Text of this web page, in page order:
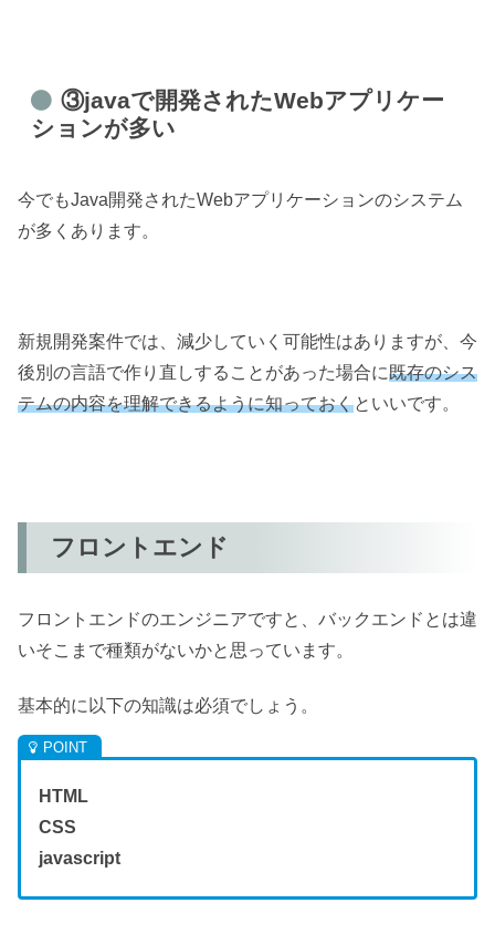
③javaで開発されたWebアプリケー
ションが多い
今でもJava開発されたWebアプリケーションのシステム
が多くあります。
新規開発案件では、減少していく可能性はありますが、今
後別の言語で作り直しすることがあった場合に既存のシス
テムの内容を理解できるように知っておくといいです。
フロントエンド
フロントエンドのエンジニアですと、バックエンドとは違
いそこまで種類がないかと思っています。
基本的に以下の知識は必須でしょう。
HTML
CSS
javascript